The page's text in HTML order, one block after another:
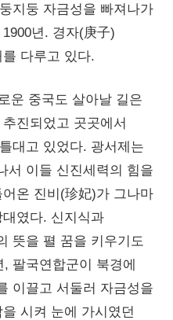
지둥 자금성을 빠져나가
년. 경자(庚子)
다루고 있다.
운 중국도 살아날 길은
진되었고 곳곳에서
대고 있었다. 광서제는
서 이들 신진세력의 힘을
온 진비(珍妃)가 그나마
였다. 신지식과
뜻을 펼 꿈을 키우기도
팔국연합군이 북경에
이끌고 서둘러 자금성을
시켜 눈에 가시였던